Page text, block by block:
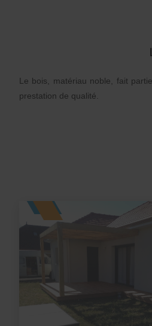
Le bois, matériau noble, fait
prestation de qualité.